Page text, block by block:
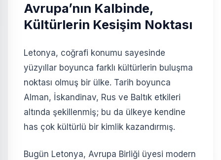
Avrupa’nın Kalbinde,
Kültürlerin Kesişim Noktası
Letonya, coğrafi konumu sayesinde
yüzyıllar boyunca farklı kültürlerin buluşma
noktası olmuş bir ülke. Tarih boyunca
Alman, İskandinav, Rus ve Baltık etkileri
altında şekillenmiş; bu da ülkeye kendine
has çok kültürlü bir kimlik kazandırmış.
Bugün Letonya, Avrupa Birliği üyesi modern